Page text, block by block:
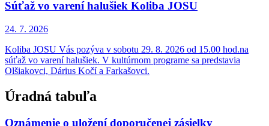
Súťaž vo varení halušiek Koliba JOSU
24. 7. 2026
Koliba JOSU Vás pozýva v sobotu 29. 8. 2026 od 15.00 hod.na
súťaž vo varení halušiek. V kultúrnom programe sa predstavia
Olšiakovci, Dárius Kočí a Farkašovci.
Úradná tabuľa
Oznámenie o uložení doporučenej zásielky